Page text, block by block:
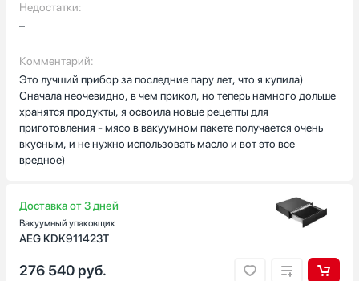
Недостатки:
–
Комментарий:
Это лучший прибор за последние пару лет, что я купила)
Сначала неочевидно, в чем прикол, но теперь намного дольше
хранятся продукты, я освоила новые рецепты для
приготовления - мясо в вакуумном пакете получается очень
вкусным, и не нужно использовать масло и вот это все
вредное)
Доставка от 3 дней
Вакуумный упаковщик
AEG KDK911423T
276 540 руб.